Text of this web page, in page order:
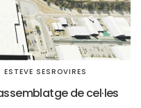
ESTEVE SESROVIRES
de cel·les